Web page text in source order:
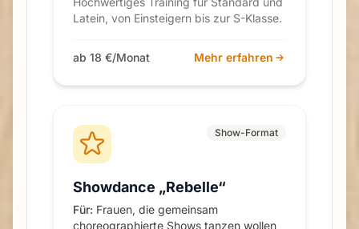
Latein, von Einsteigern bis zur S-Klasse.
ab 18 €/Monat Mehr erfahren
Show-Format
Showdance „Rebelle“
Für: Frauen, die gemeinsam
choreographierte Shows tanzen wollen